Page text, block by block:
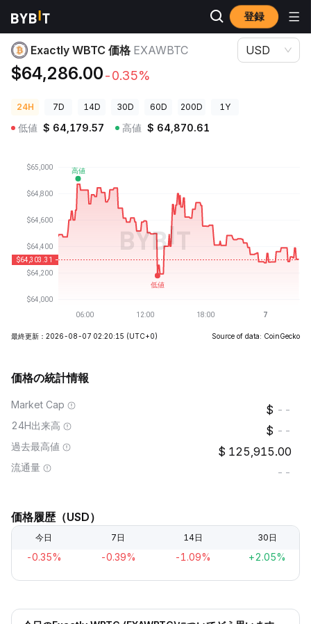
登録
暗号資産価格
Exactly WBTC 価格 EXAWBTC
$64,286.00-0.35%
USD
24H 7D 14D 30D 60D 200D 1Y
低値 $ 64,179.57 高値 $ 64,870.61
最終更新：2026-08-07 02:20:15 (UTC+0) Source of data: CoinGecko
価格の統計情報
Market Cap --
24H出来高 --
過去最高値 125,915.00
流通量 --
価格履歴（USD）
今日 7日 14日 30日
-0.35% -0.39% -1.09% +2.05%